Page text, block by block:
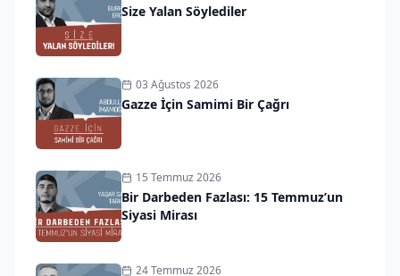
Size Yalan Söylediler
03 Ağustos 2026
Gazze İçin Samimi Bir Çağrı
15 Temmuz 2026
Bir Darbeden Fazlası: 15 Temmuz’un
Siyasi Mirası
24 Temmuz 2026